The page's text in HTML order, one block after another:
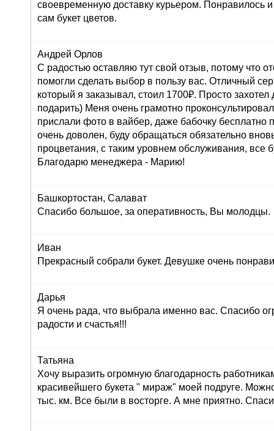
своевременную доставку курьером. Понравилось
сам букет цветов.
Андрей Орлов
С радостью оставляю тут свой отзыв, потому что
помогли сделать выбор в пользу вас. Отличный
который я заказывал, стоил 1700₽. Просто
подарить) Меня очень грамотно
прислали фото в вайбер, даже бабочку бесплатно
очень доволен, буду обращаться обязательно
процветания, с таким уровнем обслуживания, все
Благодарю менеджера - Марию!
Башкортостан, Салават
Спасибо большое, за оперативность, Вы молодцы.
Иван
Прекрасный собрали букет. Девушке очень
Дарья
Я очень рада, что выбрала именно вас. Спасибо
радости и счастья!!!
Татьяна
Хочу выразить огромную благодарность
красивейшего букета " мираж" моей подруге.
тыс. км. Все были в восторге. А мне приятно.